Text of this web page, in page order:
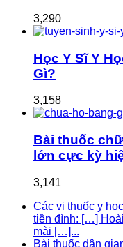
3,290
Học Y Sĩ Y
Gì?
3,158
Bài thuốc
lớn cực kỳ
3,141
Các vị thuốc y
tiền đình: […]
mài […]...
Bài thuốc dân